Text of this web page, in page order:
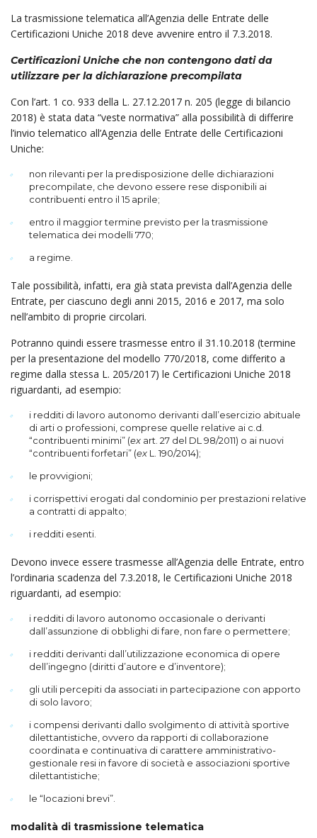
La trasmissione telematica all’Agenzia delle Entrate delle
Certificazioni Uniche 2018 deve avvenire entro il 7.3.2018.
Certificazioni Uniche che non contengono dati da
utilizzare per la dichiarazione precompilata
Con l’art. 1 co. 933 della L. 27.12.2017 n. 205 (legge di bilancio
2018) è stata data “veste normativa” alla possibilità di differire
l’invio telematico all’Agenzia delle Entrate delle Certificazioni
Uniche:
non rilevanti per la predisposizione delle dichiarazioni
precompilate, che devono essere rese disponibili ai
contribuenti entro il 15 aprile;
entro il maggior termine previsto per la trasmissione
telematica dei modelli 770;
a regime.
Tale possibilità, infatti, era già stata prevista dall’Agenzia delle
Entrate, per ciascuno degli anni 2015, 2016 e 2017, ma solo
nell’ambito di proprie circolari.
Potranno quindi essere trasmesse entro il 31.10.2018 (termine
per la presentazione del modello 770/2018, come differito a
regime dalla stessa L. 205/2017) le Certificazioni Uniche 2018
riguardanti, ad esempio:
i redditi di lavoro autonomo derivanti dall’esercizio abituale
di arti o professioni, comprese quelle relative ai c.d.
“contribuenti minimi” (ex art. 27 del DL 98/2011) o ai nuovi
“contribuenti forfetari” (ex L. 190/2014);
le provvigioni;
i corrispettivi erogati dal condominio per prestazioni relative
a contratti di appalto;
i redditi esenti.
Devono invece essere trasmesse all’Agenzia delle Entrate, entro
l’ordinaria scadenza del 7.3.2018, le Certificazioni Uniche 2018
riguardanti, ad esempio:
i redditi di lavoro autonomo occasionale o derivanti
dall’assunzione di obblighi di fare, non fare o permettere;
i redditi derivanti dall’utilizzazione economica di opere
dell’ingegno (diritti d’autore e d’inventore);
gli utili percepiti da associati in partecipazione con apporto
di solo lavoro;
i compensi derivanti dallo svolgimento di attività sportive
dilettantistiche, ovvero da rapporti di collaborazione
coordinata e continuativa di carattere amministrativo-
gestionale resi in favore di società e associazioni sportive
dilettantistiche;
le “locazioni brevi”.
modalità di trasmissione telematica